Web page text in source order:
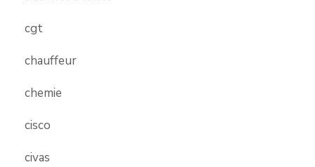
cgt
chauffeur
chemie
cisco
civas